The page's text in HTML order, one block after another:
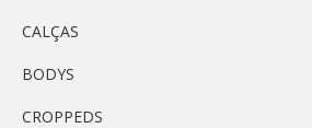
CALÇAS
BODYS
CROPPEDS